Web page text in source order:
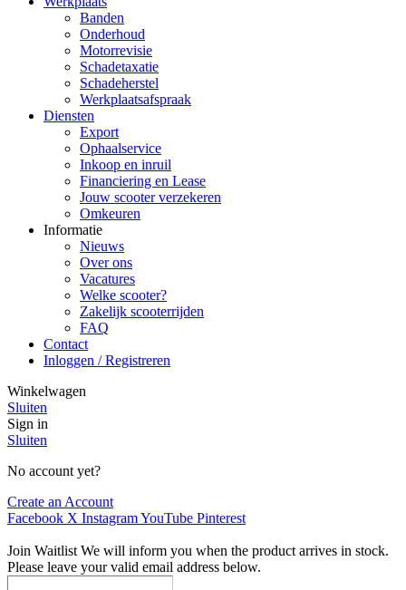
Banden
Onderhoud
Motorrevisie
Schadetaxatie
Schadeherstel
Werkplaatsafspraak
Diensten
Export
Ophaalservice
Inkoop en inruil
Financiering en Lease
Jouw scooter verzekeren
Omkeuren
Informatie
Nieuws
Over ons
Vacatures
Welke scooter?
Zakelijk scooterrijden
FAQ
Contact
Inloggen / Registreren
Winkelwagen
Sluiten
Sign in
Sluiten
No account yet?
Create an Account
Facebook X InstagramYouTube Pinterest
Join Waitlist We will inform you when the product arrives in stock.
Please leave your valid email address below.